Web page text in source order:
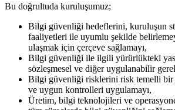
Bu doğrultuda kuruluşumuz;
Bilgi güvenliği hedeflerini, kuruluşun
faaliyetleri ile uyumlu şekilde
ulaşmak için çerçeve sağlamayı,
Bilgi güvenliği ile ilgili yürürlükteki
sözleşmesel ve diğer uygulanabilir
Bilgi güvenliği risklerini risk temelli bir
ve uygun kontrolleri uygulamayı,
Üretim, bilgi teknolojileri ve